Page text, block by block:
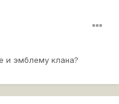
и эмблему клана?